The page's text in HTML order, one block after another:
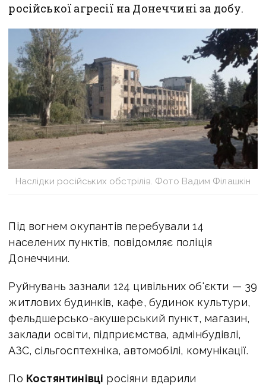
російської агресії на Донеччині за добу.
Наслідки російських обстрілів. Фото Вадим Філашкін
Під вогнем окупантів перебували 14
населених пунктів, повідомляє поліція
Донеччини.
Руйнувань зазнали 124 цивільних об'єкти — 39
житлових будинків, кафе, будинок культури,
фельдшерсько-акушерський пункт, магазин,
заклади освіти, підприємства, адмінбудівлі,
АЗС, сільгосптехніка, автомобілі, комунікації.
По Костянтинівці росіяни вдарили